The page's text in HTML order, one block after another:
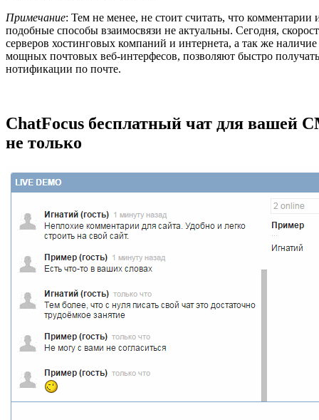
Примечание: Тем не менее, не стоит считать, что комментарии
подобные способы взаимосвязи не актуальны. Сегодня,
серверов хостинговых компаний и интернета, а так же наличие
мощных почтовых веб-интерфесов, позволяют быстро получать
нотификации по почте.
ChatFocus бесплатный чат для вашей
не только